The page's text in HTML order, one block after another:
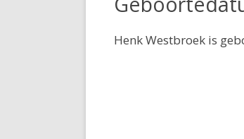
Henk Westbroek is